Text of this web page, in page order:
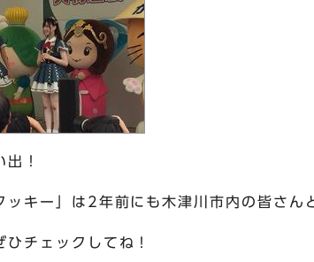
！
ッキー」は2年前にも木津川市内の皆さん
チェックしてね！